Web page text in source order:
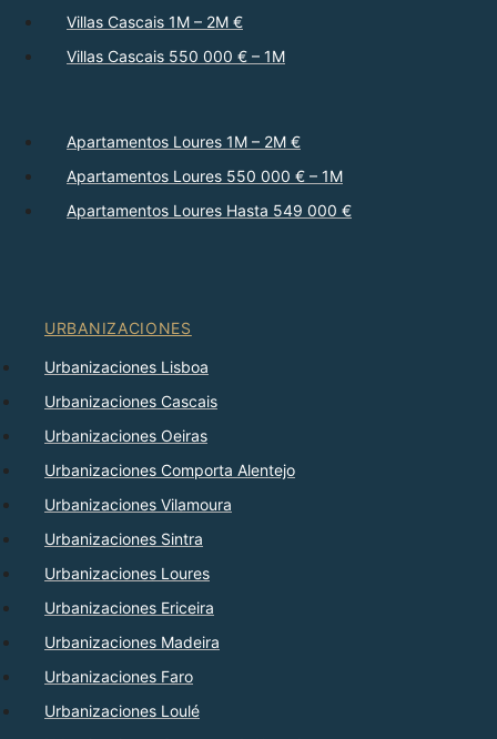
Villas Cascais 1M – 2M €
Villas Cascais 550 000 € – 1M
Apartamentos Loures 1M – 2M €
Apartamentos Loures 550 000 € – 1M
Apartamentos Loures Hasta 549 000 €
URBANIZACIONES
Urbanizaciones Lisboa
Urbanizaciones Cascais
Urbanizaciones Oeiras
Urbanizaciones Comporta Alentejo
Urbanizaciones Vilamoura
Urbanizaciones Sintra
Urbanizaciones Loures
Urbanizaciones Ericeira
Urbanizaciones Madeira
Urbanizaciones Faro
Urbanizaciones Loulé